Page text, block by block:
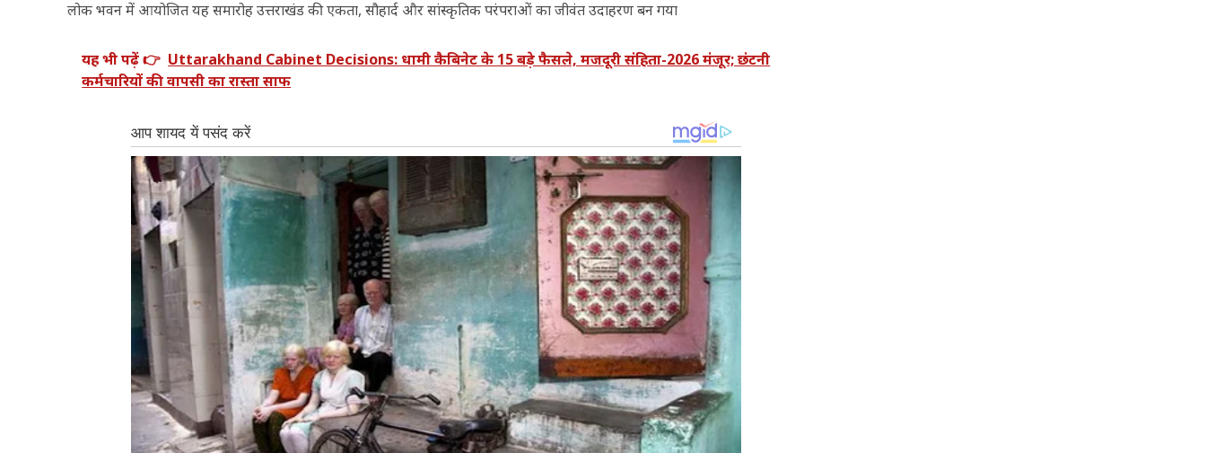
लोक भवन में आयोजित यह समारोह उत्तराखंड की एकता, सौहार्द और सांस्कृतिक परंपराओं का जीवंत उदाहरण बन गया
यह भी पढ़ें 👉 Uttarakhand Cabinet Decisions: धामी कैबिनेट के 15 बड़े फैसले, मजदूरी संहिता-2026 मंजूर; छंटनी
कर्मचारियों की वापसी का रास्ता साफ